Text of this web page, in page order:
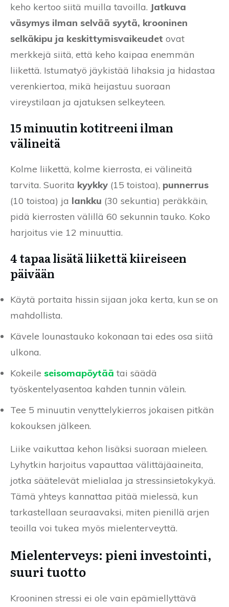
keho kertoo siitä muilla tavoilla. Jatkuva
väsymys ilman selvää syytä, krooninen
selkäkipu ja keskittymisvaikeudet ovat
merkkejä siitä, että keho kaipaa enemmän
liikettä. Istumatyö jäykistää lihaksia ja hidastaa
verenkiertoa, mikä heijastuu suoraan
vireystilaan ja ajatuksen selkeyteen.
15 minuutin kotitreeni ilman
välineitä
Kolme liikettä, kolme kierrosta, ei välineitä
tarvita. Suorita kyykky (15 toistoa), punnerrus
(10 toistoa) ja lankku (30 sekuntia) peräkkäin,
pidä kierrosten välillä 60 sekunnin tauko. Koko
harjoitus vie 12 minuuttia.
4 tapaa lisätä liikettä kiireiseen
päivään
Käytä portaita hissin sijaan joka kerta, kun se on
mahdollista.
Kävele lounastauko kokonaan tai edes osa siitä
ulkona.
Kokeile seisomapöytää tai säädä
työskentelyasentoa kahden tunnin välein.
Tee 5 minuutin venyttelykierros jokaisen pitkän
kokouksen jälkeen.
Liike vaikuttaa kehon lisäksi suoraan mieleen.
Lyhytkin harjoitus vapauttaa välittäjäaineita,
jotka säätelevät mielialaa ja stressinsietokykyä.
Tämä yhteys kannattaa pitää mielessä, kun
tarkastellaan seuraavaksi, miten pienillä arjen
teoilla voi tukea myös mielenterveyttä.
Mielenterveys: pieni investointi,
suuri tuotto
Krooninen stressi ei ole vain epämiellyttävä